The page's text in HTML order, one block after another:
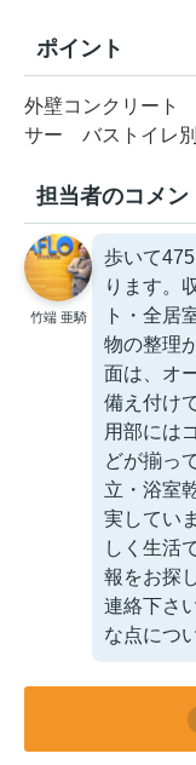
ポイント
外壁コンクリート
サー
バストイレ別
担当者のコメン
竹端 亜騎
歩いて
ります。
ト・全居
物の整理
面は、オ
備え付け
用部には
どが揃っ
立・浴室
実してい
しく生活
報をお探
連絡下さ
な点につ